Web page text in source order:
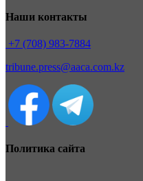
Наши контакты
+7 (708) 983-7884
tribune.press@aaca.com.kz
Политика сайта